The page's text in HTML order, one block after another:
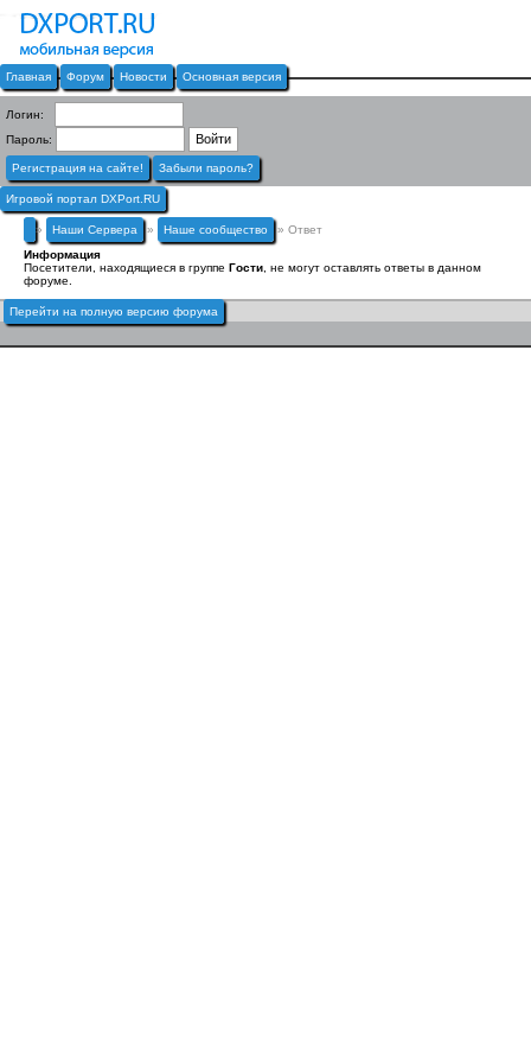
Главная Форум Новости Основная версия
Логин:
Пароль:
Регистрация на сайте! Забыли пароль?
Игровой портал DXPort.RU
» Наши Сервера » Наше сообщество
» Ответ
Информация
Посетители, находящиеся в группе Гости , не могут оставлять ответы в данном
форуме.
Перейти на полную версию форума